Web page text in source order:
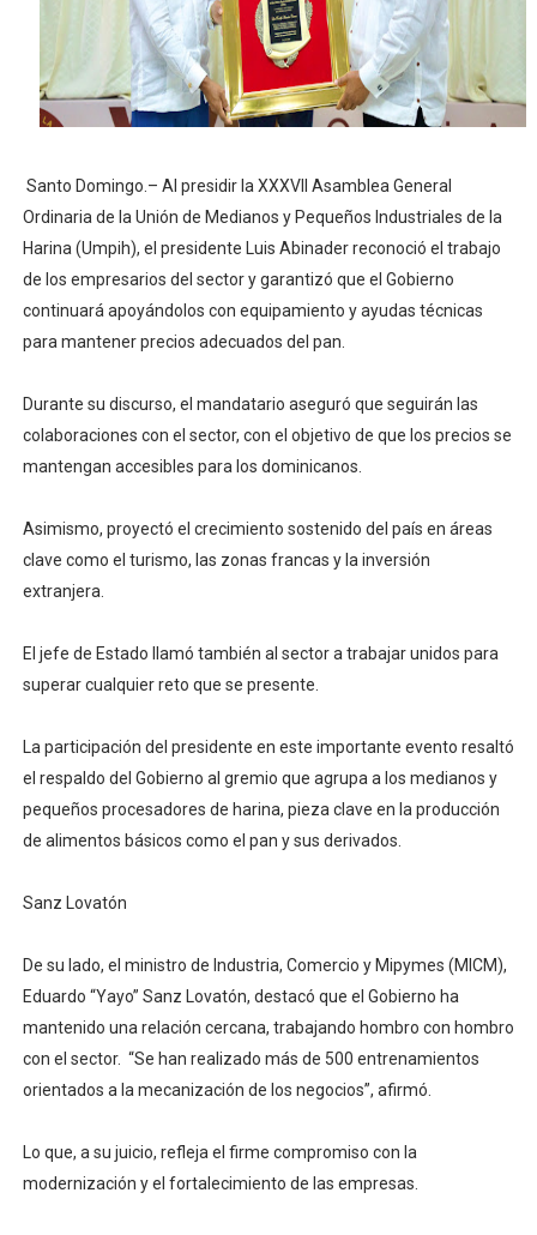
Candidato a presidente del Colegio de Notarios hace
Digecac realizará Primer Festival de Plantas 2026
Lee Ballester a los que se forman como agentes
Operativo Interinstitucional “Compromiso Ambiental
Santo Domingo.– Al presidir la XXXVII Asamblea General
Ordinaria de la Unión de Medianos y Pequeños Industriales de la
Harina (Umpih), el presidente Luis Abinader reconoció el trabajo
de los empresarios del sector y garantizó que el Gobierno
continuará apoyándolos con equipamiento y ayudas técnicas
para mantener precios adecuados del pan.
Durante su discurso, el mandatario aseguró que seguirán las
colaboraciones con el sector, con el objetivo de que los precios se
mantengan accesibles para los dominicanos.
Asimismo, proyectó el crecimiento sostenido del país en áreas
clave como el turismo, las zonas francas y la inversión
extranjera.
El jefe de Estado llamó también al sector a trabajar unidos para
superar cualquier reto que se presente.
La participación del presidente en este importante evento resaltó
el respaldo del Gobierno al gremio que agrupa a los medianos y
pequeños procesadores de harina, pieza clave en la producción
de alimentos básicos como el pan y sus derivados.
Sanz Lovatón
De su lado, el ministro de Industria, Comercio y Mipymes (MICM),
Eduardo “Yayo” Sanz Lovatón, destacó que el Gobierno ha
mantenido una relación cercana, trabajando hombro con hombro
con el sector. “Se han realizado más de 500 entrenamientos
orientados a la mecanización de los negocios”, afirmó.
Lo que, a su juicio, refleja el firme compromiso con la
modernización y el fortalecimiento de las empresas.